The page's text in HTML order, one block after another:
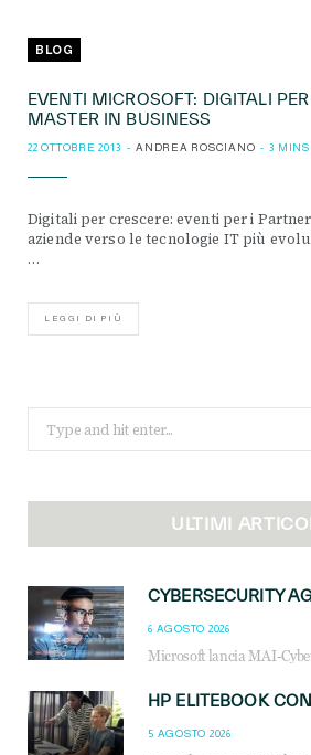
BLOG
EVENTI MICROSOFT: DIGITALI
MASTER IN BUSINESS
22 OTTOBRE 2013 ANDREA ROSCIANO 3
Digitali per crescere: eventi per i
aziende verso le tecnologie IT più
…
LEGGI DI PIÙ
for:
ULTIMI
6 AGOSTO 2026
5 AGOSTO 2026